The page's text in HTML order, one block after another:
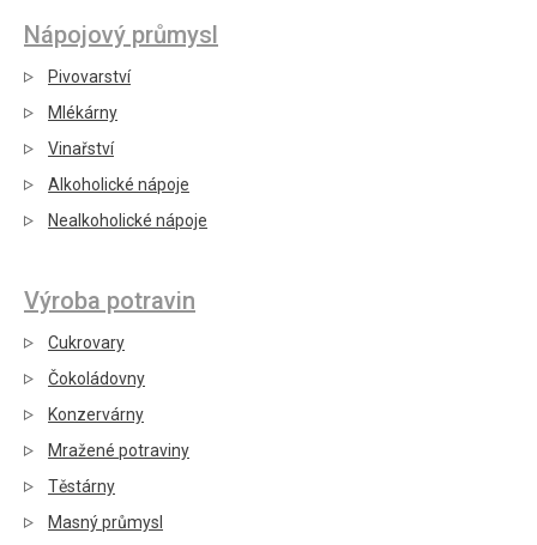
Nápojový průmysl
Pivovarství
Mlékárny
Vinařství
Alkoholické nápoje
Nealkoholické nápoje
Výroba potravin
Cukrovary
Čokoládovny
Konzervárny
Mražené potraviny
Těstárny
Masný průmysl